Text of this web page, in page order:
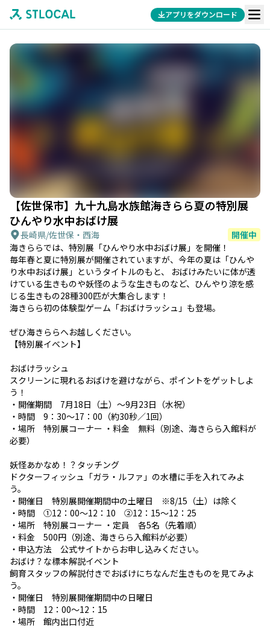
アプリをダウンロード
【佐世保市】九十九島水族館海きらら夏の特別展
ひんやり水中おばけ展
長崎県/佐世保・西海
開催中
海きららでは、特別展「ひんやり水中おばけ展」を開催！
毎年春と夏に特別展が開催されていますが、今年の夏は「ひんや
り水中おばけ展」というタイトルのもと、 おばけみたいに体が透
けている生きものや妖怪のような生きものなど、ひんやり涼を感
じる生きもの28種300匹が大集合します！
海きらら初の体験型ゲーム「おばけラッシュ」も登場。
ぜひ海きららへお越しください。
【特別展イベント】
おばけラッシュ
スクリーンに現れるおばけを避けながら、ポイントをゲットしよ
う！
・開催期間 7月18日（土）～9月23日（水祝）
・時間 9：30～17：00（約30秒／1回）
・場所 特別展コーナー ・料金 無料（別途、海きらら入館料が
必要）
妖怪あかなめ！？タッチング
ドクターフィッシュ「ガラ・ルファ」の水槽に手を入れてみよ
う。
・開催日 特別展開催期間中の土曜日 ※8/15（土）は除く
・時間 ①12：00～12：10 ②12：15～12：25
・場所 特別展コーナー ・定員 各5名（先着順）
・料金 500円（別途、海きらら入館料が必要）
・申込方法 公式サイトからお申し込みください。
おばけ？な標本解説イベント
飼育スタッフの解説付きでおばけにちなんだ生きものを見てみよ
う。
・開催日 特別展開催期間中の日曜日
・時間 12：00～12：15
・場所 館内出口付近